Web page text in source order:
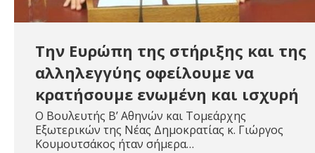
Την Ευρώπη της στήριξης και της
αλληλεγγύης οφείλουμε να
κρατήσουμε ενωμένη και ισχυρή
O Βουλευτής Β’ Αθηνών και Τομεάρχης
Εξωτερικών της Νέας Δημοκρατίας κ. Γιώργος
Κουμουτσάκος ήταν σήμερα…